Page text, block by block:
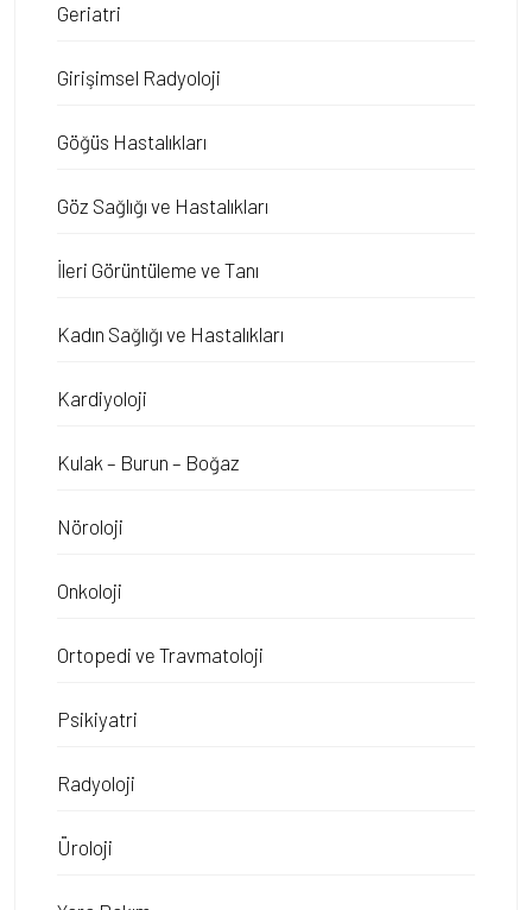
Geriatri
Girişimsel Radyoloji
Göğüs Hastalıkları
Göz Sağlığı ve Hastalıkları
İleri Görüntüleme ve Tanı
Kadın Sağlığı ve Hastalıkları
Kardiyoloji
Kulak – Burun – Boğaz
Nöroloji
Onkoloji
Ortopedi ve Travmatoloji
Psikiyatri
Radyoloji
Üroloji